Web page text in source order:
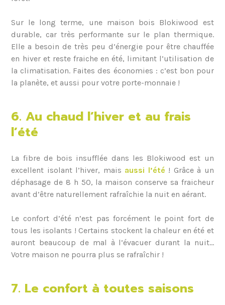
Sur le long terme, une maison bois Blokiwood est
durable, car très performante sur le plan thermique.
Elle a besoin de très peu d’énergie pour être chauffée
en hiver et reste fraiche en été, limitant l’utilisation de
la climatisation. Faites des économies : c’est bon pour
la planète, et aussi pour votre porte-monnaie !
6. Au chaud l’hiver et au frais
l’été
La fibre de bois insufflée dans les Blokiwood est un
excellent isolant l’hiver, mais aussi l’été ! Grâce à un
déphasage de 8 h 50, la maison conserve sa fraicheur
avant d’être naturellement rafraîchie la nuit en aérant.
Le confort d’été n’est pas forcément le point fort de
tous les isolants ! Certains stockent la chaleur en été et
auront beaucoup de mal à l’évacuer durant la nuit…
Votre maison ne pourra plus se rafraîchir !
7. Le confort à toutes saisons